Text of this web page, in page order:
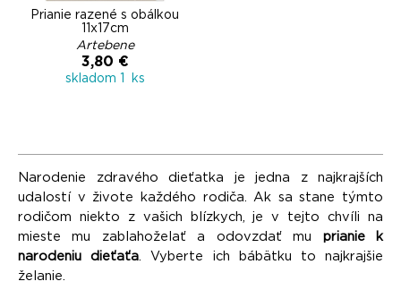
Prianie razené s obálkou
11x17cm
Artebene
3,80 €
skladom 1 ks
Narodenie zdravého dieťatka je jedna z najkrajších
udalostí v živote každého rodiča. Ak sa stane týmto
rodičom niekto z vašich blízkych, je v tejto chvíli na
mieste mu zablahoželať a odovzdať mu prianie k
narodeniu dieťaťa. Vyberte ich bábätku to najkrajšie
želanie.